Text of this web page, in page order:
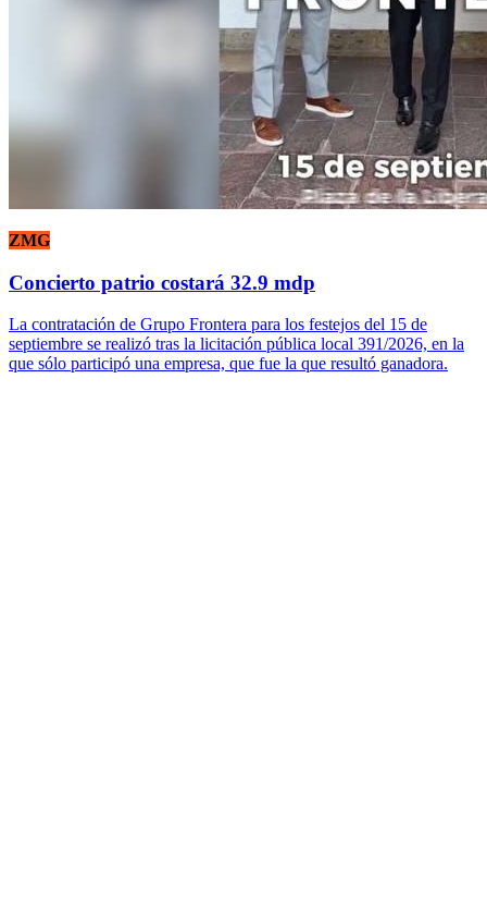
ZMG
Concierto patrio costará 32.9 mdp
La contratación de Grupo Frontera para los festejos del 15 de
septiembre se realizó tras la licitación pública local 391/2026, en la
que sólo participó una empresa, que fue la que resultó ganadora.